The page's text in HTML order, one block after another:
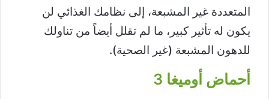
المتعددة غير المشبعة، إلى نظامك الغذائي لن
يكون له تأثير كبير، ما لم تقلل أيضاً من تناولك
للدهون المشبعة (غير الصحية).
أحماض أوميغا 3